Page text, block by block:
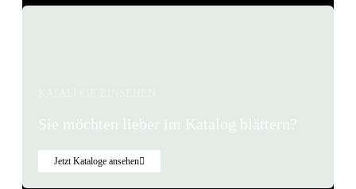
Sie möchten lieber im Katalog blättern?
Jetzt Kataloge ansehen